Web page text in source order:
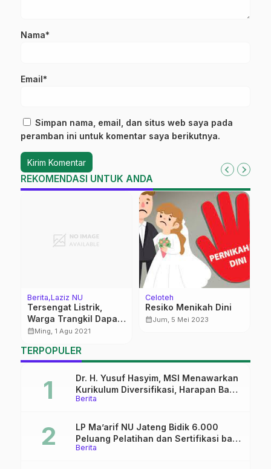
Nama*
Email*
Simpan nama, email, dan situs web saya pada
peramban ini untuk komentar saya berikutnya.
REKOMENDASI UNTUK ANDA
Berita Laziz NU
Tersengat Listrik,
Warga Trangkil Dapat
Bantuan dari Lazisnu
calendar_monthMing, 1 Agu 2021
Celoteh
Resiko Menikah Dini
calendar_monthJum, 5 Mei 2023
TERPOPULER
Berita
Dr. H. Yusuf Hasyim, MSI Menawarkan
Kurikulum Diversifikasi, Harapan Baru
dalam dunia pendidikan
Berita
LP Ma’arif NU Jateng Bidik 6.000
Peluang Pelatihan dan Sertifikasi bagi
Lulusan SMK